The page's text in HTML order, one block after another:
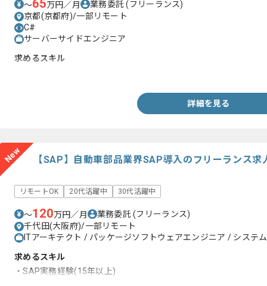
〜65万円／月 業務委託(フリーランス)
京都(京都府)/一部リモート
C#
サーバーサイドエンジニア
求めるスキル
詳細を見る
New 【SAP】自動車部品業界SAP導入のフリーランス求
リモートOK 20代活躍中 30代活躍中
〜120万円／月 業務委託(フリーランス)
千代田(大阪府)/一部リモート
ITアーキテクト / パッケージソフトウェアエンジニア / システ
求めるスキル
・SAP実務経験(15年以上)